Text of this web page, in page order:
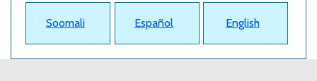
Soomali Español English